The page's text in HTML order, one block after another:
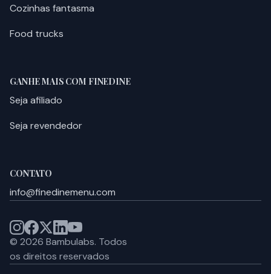
Cozinhas fantasma
Food trucks
GANHE MAIS COM FINEDINE
Seja afiliado
Seja revendedor
CONTATO
info@finedinemenu.com
© 2026 Bambulabs. Todos
os direitos reservados